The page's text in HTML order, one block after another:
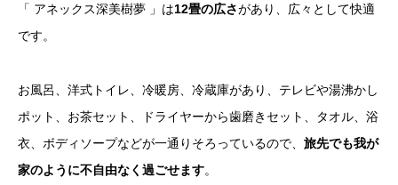
「 アネックス深美樹夢 」は12畳の広さがあり、広々として快適
です。
お風呂、洋式トイレ、冷暖房、冷蔵庫があり、テレビや湯沸かし
ポット、お茶セット、ドライヤーから歯磨きセット、タオル、浴
衣、ボディソープなどが一通りそろっているので、 旅先でも我が
家のように不自由なく過ごせます。